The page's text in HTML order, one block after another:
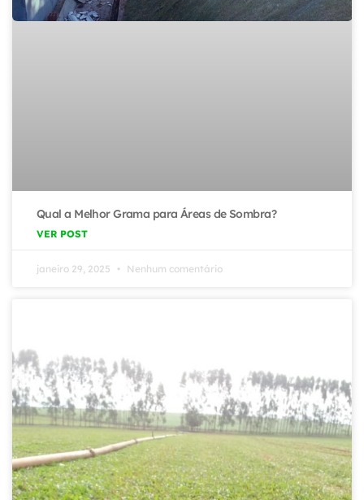
Qual a Melhor Grama para Áreas de Sombra?
VER POST
janeiro 29, 2025 Nenhum comentário